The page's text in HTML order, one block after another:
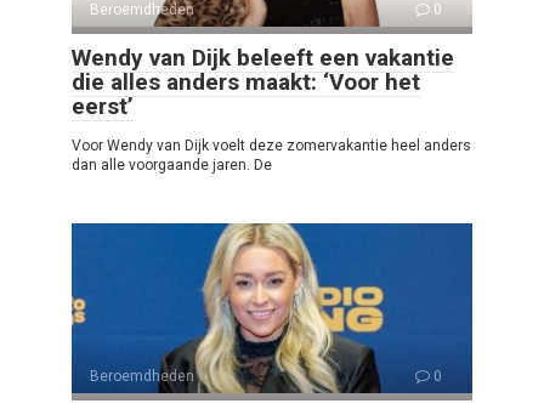
Beroemdheden 0
Wendy van Dijk beleeft een vakantie
die alles anders maakt: ‘Voor het
eerst’
Voor Wendy van Dijk voelt deze zomervakantie heel anders
dan alle voorgaande jaren. De
Beroemdheden 0